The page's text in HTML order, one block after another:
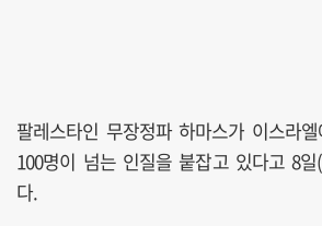
팔레스타인 무장정파 하마스가 이스라
100명이 넘는 인질을 붙잡고 있다고 8
다.